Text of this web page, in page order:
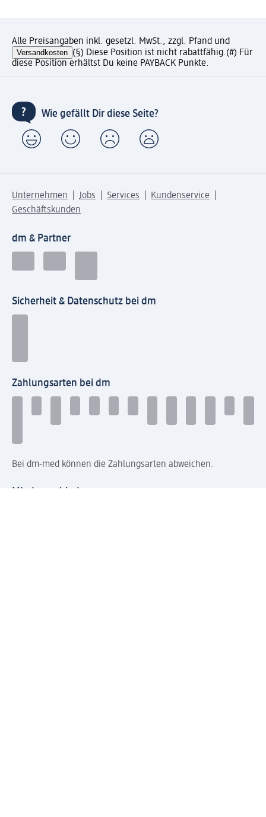
Alle Preisangaben inkl. gesetzl. MwSt., zzgl. Pfand und
Versandkosten (§) Diese Position ist nicht rabattfähig.(#) Für
diese Position erhältst Du keine PAYBACK Punkte.
Wie gefällt Dir diese Seite?
Unternehmen Jobs Services
Kundenservice
Geschäftskunden
dm & Partner
Sicherheit & Datenschutz bei dm
Zahlungsarten bei dm
Bei dm-med können die Zahlungsarten abweichen.
Mit dm verbinden